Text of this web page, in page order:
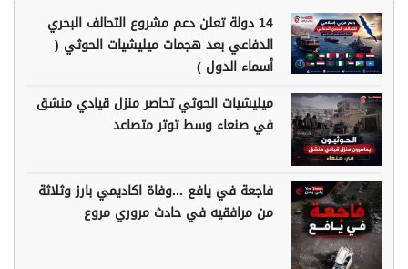
14 دولة تعلن دعم مشروع التحالف البحري
الدفاعي بعد هجمات ميليشيات الحوثي (
أسماء الدول )
ميليشيات الحوثي تحاصر منزل قيادي منشق
في صنعاء وسط توتر متصاعد
فاجعة في يافع ...وفاة اكاديمي بارز وثلاثة
من مرافقيه في حادث مروري مروع